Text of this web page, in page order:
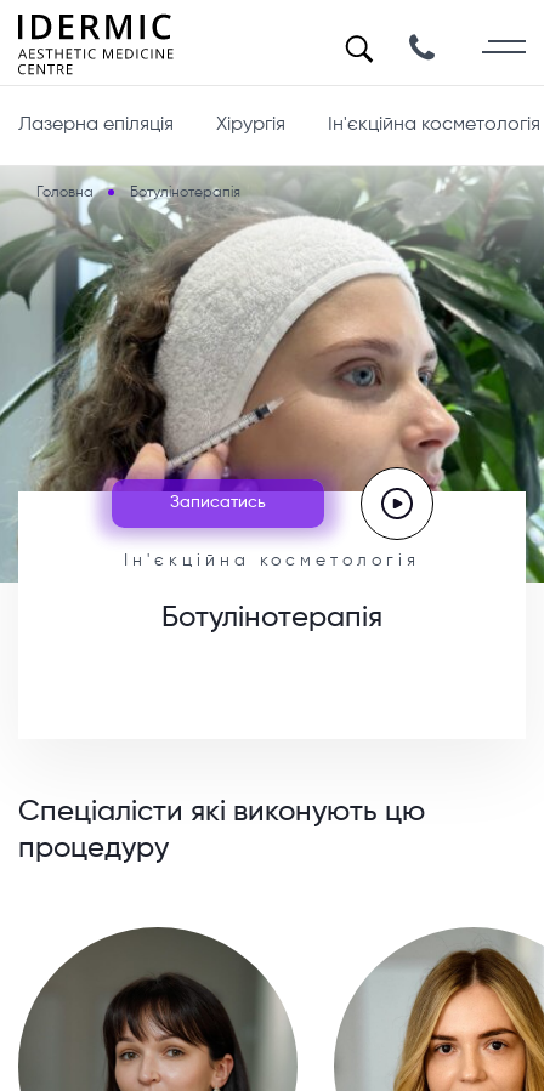
Лазерна епіляція Хірургія Ін'єкційна косметологія
Головна Ботулінотерапія
Ін'єкційна косметологія
Ботулінотерапія
Записатись
Спеціалісти які виконують цю
процедуру